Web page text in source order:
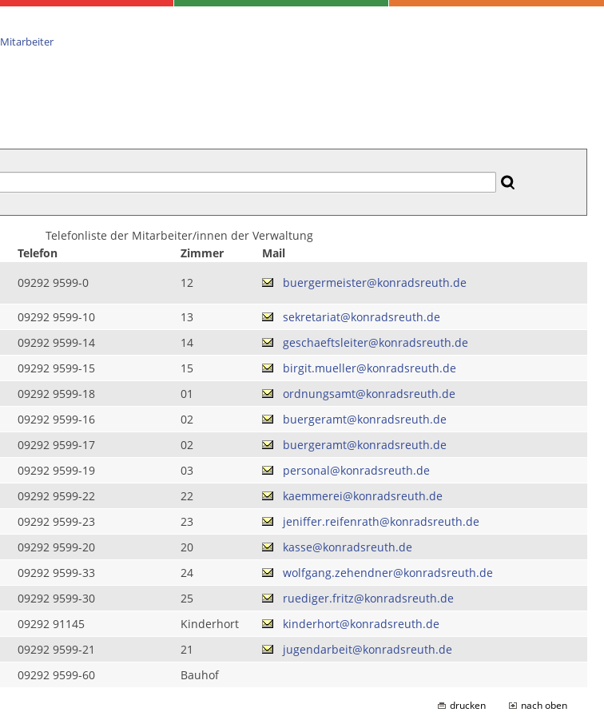
Mitarbeiter
Telefonliste der Mitarbeiter/innen der Verwaltung
Telefon Zimmer
Mail
09292 9599-0 12 buergermeister@konradsreuth.de
09292 9599-10 13
sekretariat@konradsreuth.de
09292 9599-14 14
geschaeftsleiter@konradsreuth.de
09292 9599-15 15
birgit.mueller@konradsreuth.de
09292 9599-18 01
ordnungsamt@konradsreuth.de
09292 9599-16 02
buergeramt@konradsreuth.de
09292 9599-17 02
buergeramt@konradsreuth.de
09292 9599-19 03
personal@konradsreuth.de
09292 9599-22 22
kaemmerei@konradsreuth.de
09292 9599-23 23
jeniffer.reifenrath@konradsreuth.de
09292 9599-20 20
kasse@konradsreuth.de
09292 9599-33 24
wolfgang.zehendner@konradsreuth.de
09292 9599-30 25
ruediger.fritz@konradsreuth.de
09292 91145 Kinderhort
kinderhort@konradsreuth.de
09292 9599-21 21
jugendarbeit@konradsreuth.de
09292 9599-60 Bauhof
drucken nach oben